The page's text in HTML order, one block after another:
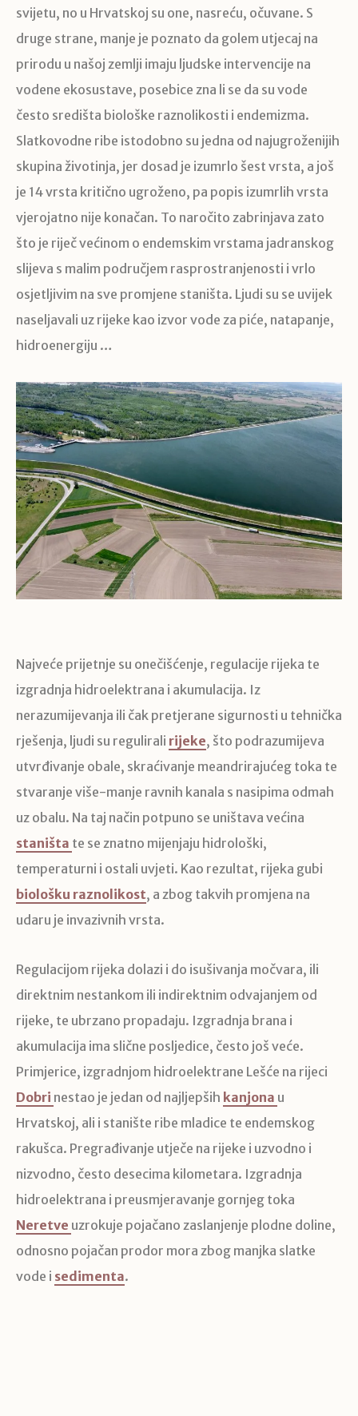
svijetu, no u Hrvatskoj su one, nasreću, očuvane. S
druge strane, manje je poznato da golem utjecaj na
prirodu u našoj zemlji imaju ljudske intervencije na
vodene ekosustave, posebice zna li se da su vode
često središta biološke raznolikosti i endemizma.
Slatkovodne ribe istodobno su jedna od najugroženijih
skupina životinja, jer dosad je izumrlo šest vrsta, a još
je 14 vrsta kritično ugroženo, pa popis izumrlih vrsta
vjerojatno nije konačan. To naročito zabrinjava zato
što je riječ većinom o endemskim vrstama jadranskog
slijeva s malim područjem rasprostranjenosti i vrlo
osjetljivim na sve promjene staništa. Ljudi su se uvijek
naseljavali uz rijeke kao izvor vode za piće, natapanje,
hidroenergiju …
Najveće prijetnje su onečišćenje, regulacije rijeka te
izgradnja hidroelektrana i akumulacija. Iz
nerazumijevanja ili čak pretjerane sigurnosti u tehnička
rješenja, ljudi su regulirali rijeke, što podrazumijeva
utvrđivanje obale, skraćivanje meandrirajućeg toka te
stvaranje više-manje ravnih kanala s nasipima odmah
uz obalu. Na taj način potpuno se uništava većina
staništa te se znatno mijenjaju hidrološki,
temperaturni i ostali uvjeti. Kao rezultat, rijeka gubi
biološku raznolikost, a zbog takvih promjena na
udaru je invazivnih vrsta.
Regulacijom rijeka dolazi i do isušivanja močvara, ili
direktnim nestankom ili indirektnim odvajanjem od
rijeke, te ubrzano propadaju. Izgradnja brana i
akumulacija ima slične posljedice, često još veće.
Primjerice, izgradnjom hidroelektrane Lešće na rijeci
Dobri nestao je jedan od najljepših kanjona u
Hrvatskoj, ali i stanište ribe mladice te endemskog
rakušca. Pregrađivanje utječe na rijeke i uzvodno i
nizvodno, često desecima kilometara. Izgradnja
hidroelektrana i preusmjeravanje gornjeg toka
Neretve uzrokuje pojačano zaslanjenje plodne doline,
odnosno pojačan prodor mora zbog manjka slatke
vode i sedimenta.